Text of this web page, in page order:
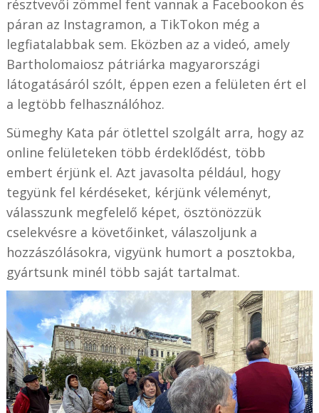
résztvevői zömmel fent vannak a Facebookon és
páran az Instagramon, a TikTokon még a
legfiatalabbak sem. Eközben az a videó, amely
Bartholomaiosz pátriárka magyarországi
látogatásáról szólt, éppen ezen a felületen ért el
a legtöbb felhasználóhoz.
Sümeghy Kata pár ötlettel szolgált arra, hogy az
online felületeken több érdeklődést, több
embert érjünk el. Azt javasolta például, hogy
tegyünk fel kérdéseket, kérjünk véleményt,
válasszunk megfelelő képet, ösztönözzük
cselekvésre a követőinket, válaszoljunk a
hozzászólásokra, vigyünk humort a posztokba,
gyártsunk minél több saját tartalmat.